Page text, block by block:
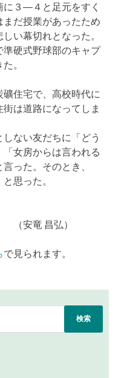
に３―４と足元をすく
だ授業があったため
い幕切れとなった。
硬式野球部のキャプ
。
住宅で、高校時代に
は道路になってしま
ない友だちに「どう
女房からは言われる
った。そのとき、
と思った。
弘）
で見られます。